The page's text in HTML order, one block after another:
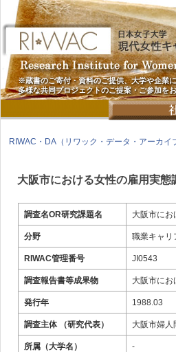
※蔵書のご寄付・資料のご提供、大学や企業
多様な共同プロジェクトのご提案・ご参加を
RIWAC・DA（リワック・データ・アーカイ
大阪市における女性の雇用実
調査名OR研究課題名 大阪市に
分野 職業キャリ
RIWAC管理番号 JI0543
調査報告書等成果物 大阪市に
発行年 1988.03
調査主体 （研究代表） 大阪市婦
所属（大学名） -